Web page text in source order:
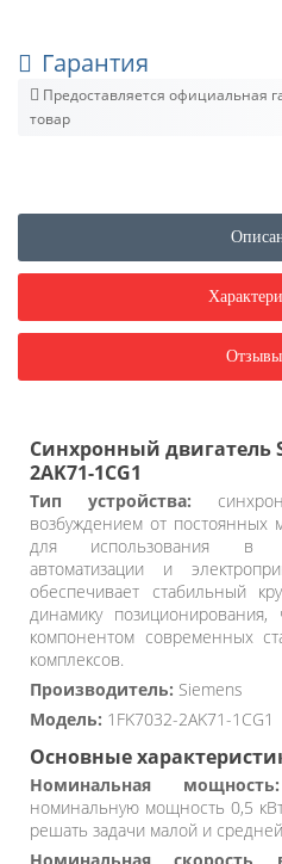
Гарантия
Предоставляется официальная
товар
Синхронный двигатель
2AK71-1CG1
Тип устройства:
возбуждением от постоянных
для использования в
автоматизации и
обеспечивает стабильный
динамику
компонентом современных
комплексов.
Производитель: Siemens
Модель: 1FK7032-2AK71-1CG1
Основные
Номинальная мощность:
номинальную мощность 0,5
решать задачи малой и